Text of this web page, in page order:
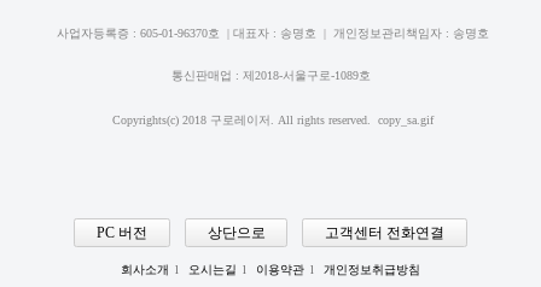
사업자등록증 : 605-01-96370호 | 대표자 : 송명호 | 개인정보관리책임자 : 송명호
통신판매업 : 제2018-서울구로-1089호
Copyrights(c) 2018 구로레이저. All rights reserved. copy_sa.gif
PC 버전 상단으로 고객센터 전화연결
회사소개 l 오시는길 l 이용약관 l 개인정보취급방침